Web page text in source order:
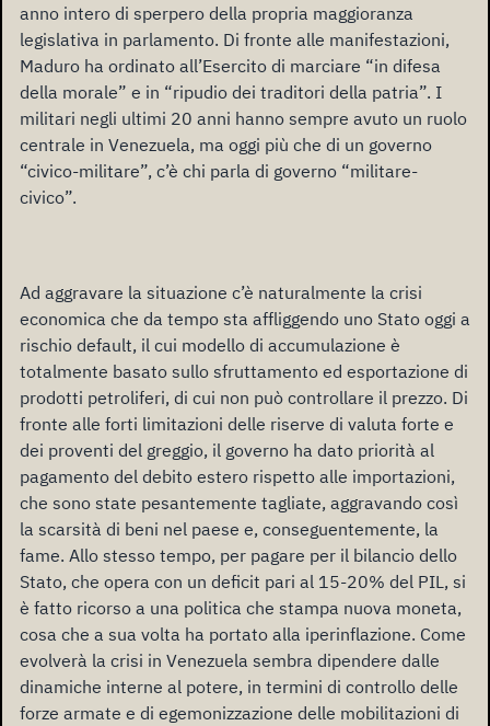
anno intero di sperpero della propria maggioranza
legislativa in parlamento. Di fronte alle manifestazioni,
Maduro ha ordinato all’Esercito di marciare “in difesa
della morale” e in “ripudio dei traditori della patria”. I
militari negli ultimi 20 anni hanno sempre avuto un ruolo
centrale in Venezuela, ma oggi più che di un governo
“civico-militare”, c’è chi parla di governo “militare-
civico”.
Ad aggravare la situazione c’è naturalmente la crisi
economica che da tempo sta affliggendo uno Stato oggi a
rischio default, il cui modello di accumulazione è
totalmente basato sullo sfruttamento ed esportazione di
prodotti petroliferi, di cui non può controllare il prezzo. Di
fronte alle forti limitazioni delle riserve di valuta forte e
dei proventi del greggio, il governo ha dato priorità al
pagamento del debito estero rispetto alle importazioni,
che sono state pesantemente tagliate, aggravando così
la scarsità di beni nel paese e, conseguentemente, la
fame. Allo stesso tempo, per pagare per il bilancio dello
Stato, che opera con un deficit pari al 15-20% del PIL, si
è fatto ricorso a una politica che stampa nuova moneta,
cosa che a sua volta ha portato alla iperinflazione. Come
evolverà la crisi in Venezuela sembra dipendere dalle
dinamiche interne al potere, in termini di controllo delle
forze armate e di egemonizzazione delle mobilitazioni di